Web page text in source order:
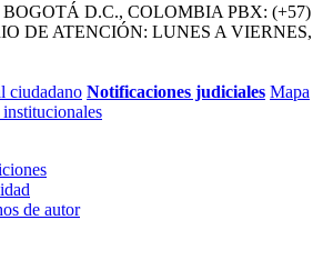
BOGOTÁ D.C., COLOMBIA PBX: (+57)
DE ATENCIÓN: LUNES A VIERNES,
ciudadano Notificaciones judiciales Mapa
de autor